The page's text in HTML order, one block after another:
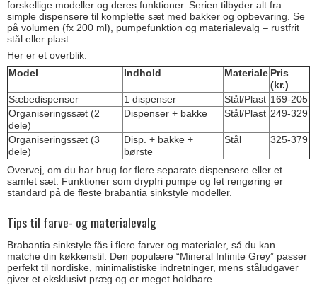
forskellige modeller og deres funktioner. Serien tilbyder alt fra
simple dispensere til komplette sæt med bakker og opbevaring. Se
på volumen (fx 200 ml), pumpefunktion og materialevalg – rustfrit
stål eller plast.
Her er et overblik:
Model
Indhold Materiale Pris
(kr.)
Sæbedispenser
1 dispenser Stål/Plast 169-205
Organiseringssæt (2
dele)
Dispenser + bakke Stål/Plast 249-329
Organiseringssæt (3
dele)
Disp. + bakke +
børste
Stål 325-379
Overvej, om du har brug for flere separate dispensere eller et
samlet sæt. Funktioner som drypfri pumpe og let rengøring er
standard på de fleste brabantia sinkstyle modeller.
Tips til farve- og materialevalg
Brabantia sinkstyle fås i flere farver og materialer, så du kan
matche din køkkenstil. Den populære “Mineral Infinite Grey” passer
perfekt til nordiske, minimalistiske indretninger, mens ståludgaver
giver et eksklusivt præg og er meget holdbare.